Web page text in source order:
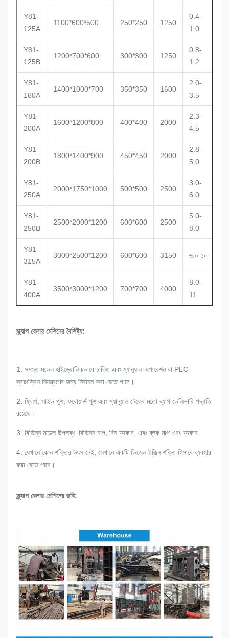
Y81-
125A
1100*600*500 250*250 1250
0.4-
1.0
Y81-
125B
1200*700*600 300*300 1250
0.8-
1.2
Y81-
160A
1400*1000*700 350*350 1600
2.0-
3.5
Y81-
200A
1600*1200*800 400*400 2000
2.3-
4.5
Y81-
200B
1800*1400*900 450*450 2000
2.8-
5.0
Y81-
250A
2000*1750*1000 500*500 2500
3.0-
6.0
Y81-
250B
2500*2000*1200 600*600 2500
5.0-
8.0
Y81-
315A
3000*2500*1200 600*600 3150 ৬.০-১০
Y81-
400A
3500*3000*1200 700*700 4000
8.0-
11
স্ক্র্যাপ বেলার মেশিনের বৈশিষ্ট্য:
1. সমস্ত মডেল হাইড্রোলিকভাবে চালিত এবং ম্যানুয়াল অপারেশন বা PLC
স্বয়ংক্রিয় নিয়ন্ত্রণের জন্য নির্বাচন করা যেতে পারে।
2. ফ্লিপ, সাইড পুশ, ফরোয়ার্ড পুশ এবং ম্যানুয়াল টেকের মতো ব্যাগ ডেলিভারি পদ্ধতি
রয়েছে।
3. বিভিন্ন মডেল উপলব্ধ: বিভিন্ন চাপ, বিন আকার, এবং ব্লক মাপ এবং আকার.
4. যেখানে কোন শক্তির উৎস নেই, সেখানে একটি ডিজেল ইঞ্জিন শক্তি হিসাবে ব্যবহার
করা যেতে পারে।
স্ক্র্যাপ বেলার মেশিনের ছবি: